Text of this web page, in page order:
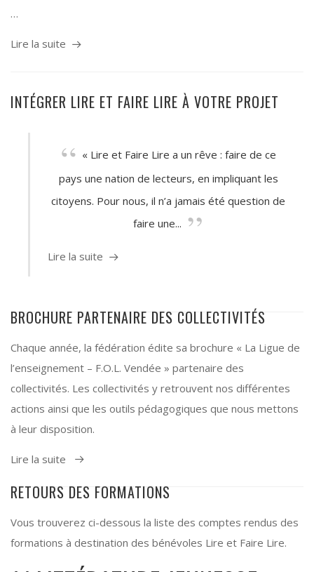
…
Lire la suite
INTÉGRER LIRE ET FAIRE LIRE À VOTRE PROJET
« Lire et Faire Lire a un rêve : faire de ce
pays une nation de lecteurs, en impliquant les
citoyens. Pour nous, il n’a jamais été question de
faire une...
Lire la suite
BROCHURE PARTENAIRE DES COLLECTIVITÉS
Chaque année, la fédération édite sa brochure « La Ligue de
l’enseignement – F.O.L. Vendée » partenaire des
collectivités. Les collectivités y retrouvent nos différentes
actions ainsi que les outils pédagogiques que nous mettons
à leur disposition.
Lire la suite
RETOURS DES FORMATIONS
Vous trouverez ci-dessous la liste des comptes rendus des
formations à destination des bénévoles Lire et Faire Lire.